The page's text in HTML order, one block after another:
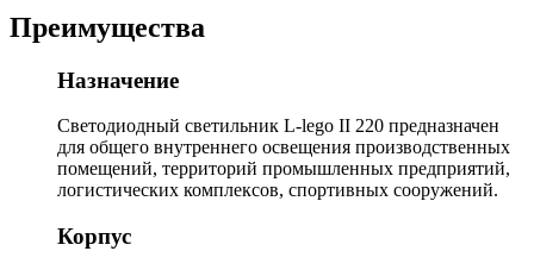
Преимущества
Назначение
Светодиодный светильник L-lego II 220 предназначен
для общего внутреннего освещения производственных
помещений, территорий промышленных предприятий,
логистических комплексов, спортивных сооружений.
Корпус